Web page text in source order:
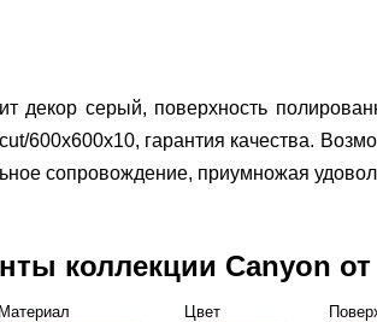
декор серый, поверхность
600x600x10, гарантия качества.
сопровождение, приумножая
коллекции Canyon
Материал Цвет